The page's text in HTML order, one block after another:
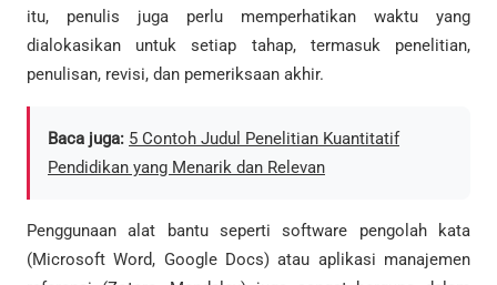
itu, penulis juga perlu memperhatikan waktu yang
dialokasikan untuk setiap tahap, termasuk penelitian,
penulisan, revisi, dan pemeriksaan akhir.
Baca juga: 5 Contoh Judul Penelitian Kuantitatif
Pendidikan yang Menarik dan Relevan
Penggunaan alat bantu seperti software pengolah kata
(Microsoft Word, Google Docs) atau aplikasi manajemen